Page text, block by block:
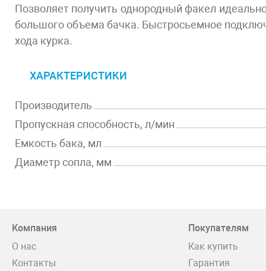
Позволяет получить однородный факел
большого объема бачка. Быстросьемное
хода курка.
ХАРАКТЕРИСТИКИ
Производитель
Пропускная способность, л/мин
Емкость бака, мл
Диаметр сопла, мм
Компания
О нас
Контакты
Покупателям
Как купить
Гарантия